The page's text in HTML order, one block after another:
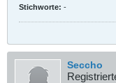
Stichworte: -
Seccho